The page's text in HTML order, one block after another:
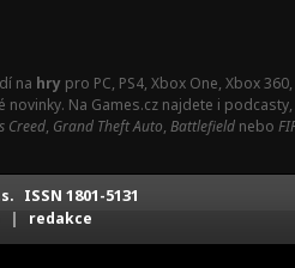
na hry pro PC, PS4, Xbox One, Xbox
Na Games.cz najdete i
Creed, Grand Theft Auto, Battlefield nebo
ISSN 1801-5131
| redakce